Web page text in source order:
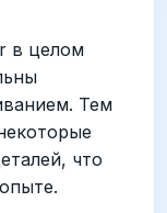
в целом
Тем
что